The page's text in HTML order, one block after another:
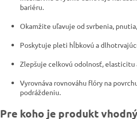
bariéru.
Okamžite uľavuje od svrbenia,
Poskytuje pleti hĺbkovú a
Zlepšuje celkovú odolnosť, elasticitu
Vyrovnáva rovnováhu flóry na
podráždeniu.
Pre koho je produkt